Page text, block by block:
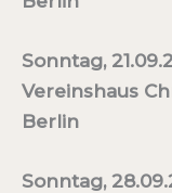
Sonntag,
Vereinshaus
Berlin
Sonntag,